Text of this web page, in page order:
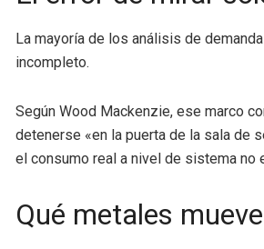
La mayoría de los análisis de
incompleto.
Según Wood Mackenzie, ese marco
detenerse «en la puerta de la sala de
el consumo real a nivel de sistema
Qué metales